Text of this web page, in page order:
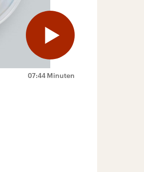
07:44 Minuten